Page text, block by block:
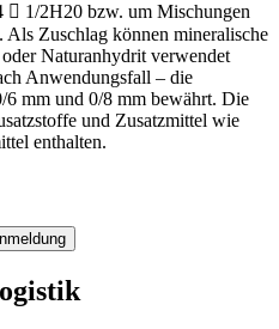
 1/2H20 bzw. um Mischungen
Als Zuschlag können mineralische
Naturanhydrit verwendet
Anwendungsfall – die
mm und 0/8 mm bewährt. Die
und Zusatzmittel wie
enthalten.